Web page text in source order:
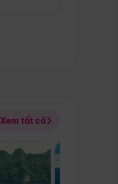
Xem tất cả